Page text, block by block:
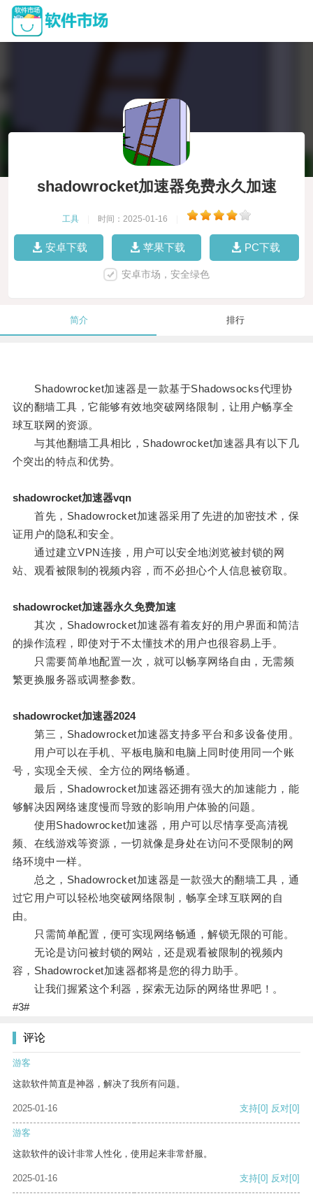
shadowrocket加速器免费永久加速
工具 时间：2025-01-16
安卓下载 苹果下载 PC下载
安卓市场，安全绿色
简介 排行
Shadowrocket加速器是一款基于Shadowsocks代理协
议的翻墙工具，它能够有效地突破网络限制，让用户畅享全
球互联网的资源。
与其他翻墙工具相比，Shadowrocket加速器具有以下几
个突出的特点和优势。
shadowrocket加速器vqn
首先，Shadowrocket加速器采用了先进的加密技术，保
证用户的隐私和安全。
通过建立VPN连接，用户可以安全地浏览被封锁的网
站、观看被限制的视频内容，而不必担心个人信息被窃取。
shadowrocket加速器永久免费加速
其次，Shadowrocket加速器有着友好的用户界面和简洁
的操作流程，即使对于不太懂技术的用户也很容易上手。
只需要简单地配置一次，就可以畅享网络自由，无需频
繁更换服务器或调整参数。
shadowrocket加速器2024
第三，Shadowrocket加速器支持多平台和多设备使用。
用户可以在手机、平板电脑和电脑上同时使用同一个账
号，实现全天候、全方位的网络畅通。
最后，Shadowrocket加速器还拥有强大的加速能力，能
够解决因网络速度慢而导致的影响用户体验的问题。
使用Shadowrocket加速器，用户可以尽情享受高清视
频、在线游戏等资源，一切就像是身处在访问不受限制的网
络环境中一样。
总之，Shadowrocket加速器是一款强大的翻墙工具，通
过它用户可以轻松地突破网络限制，畅享全球互联网的自
由。
只需简单配置，便可实现网络畅通，解锁无限的可能。
无论是访问被封锁的网站，还是观看被限制的视频内
容，Shadowrocket加速器都将是您的得力助手。
让我们握紧这个利器，探索无边际的网络世界吧！。
#3#
评论
游客
这款软件简直是神器，解决了我所有问题。
2025-01-16 支持[0] 反对[0]
游客
这款软件的设计非常人性化，使用起来非常舒服。
2025-01-16 支持[0] 反对[0]